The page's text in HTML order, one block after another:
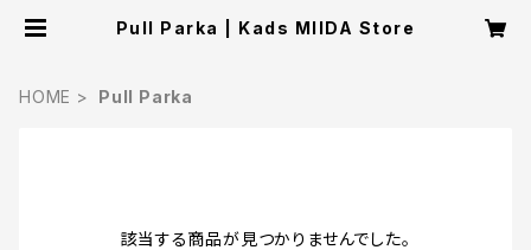
Pull Parka | Kads MIIDA Store
HOME Pull Parka
該当する商品が見つかりませんでした。